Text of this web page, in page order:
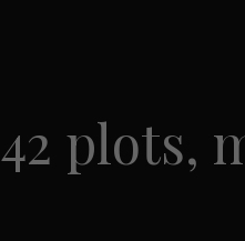
42 plots,